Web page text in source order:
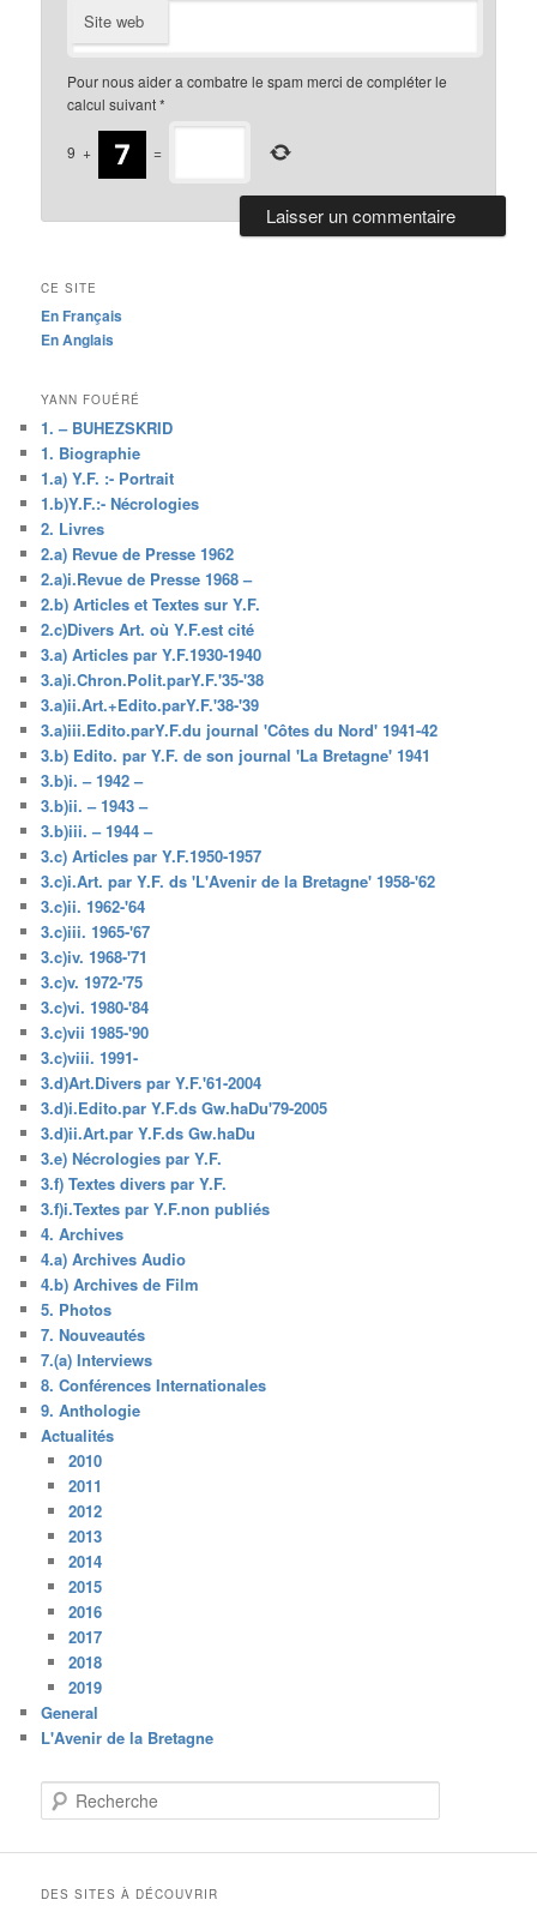
Site web
Pour nous aider a combatre le spam merci de compléter le
calcul suivant*
9 + =
CE SITE
En Français
En Anglais
YANN FOUÉRÉ
1. – BUHEZSKRID
1. Biographie
1.a) Y.F. :- Portrait
1.b)Y.F.:- Nécrologies
2. Livres
2.a) Revue de Presse 1962
2.a)i.Revue de Presse 1968 –
2.b) Articles et Textes sur Y.F.
2.c)Divers Art. où Y.F.est cité
3.a) Articles par Y.F.1930-1940
3.a)i.Chron.Polit.parY.F.'35-'38
3.a)ii.Art.+Edito.parY.F.'38-'39
3.a)iii.Edito.parY.F.du journal 'Côtes du Nord' 1941-42
3.b) Edito. par Y.F. de son journal 'La Bretagne' 1941
3.b)i. – 1942 –
3.b)ii. – 1943 –
3.b)iii. – 1944 –
3.c) Articles par Y.F.1950-1957
3.c)i.Art. par Y.F. ds 'L'Avenir de la Bretagne' 1958-'62
3.c)ii. 1962-'64
3.c)iii. 1965-'67
3.c)iv. 1968-'71
3.c)v. 1972-'75
3.c)vi. 1980-'84
3.c)vii 1985-'90
3.c)viii. 1991-
3.d)Art.Divers par Y.F.'61-2004
3.d)i.Edito.par Y.F.ds Gw.haDu'79-2005
3.d)ii.Art.par Y.F.ds Gw.haDu
3.e) Nécrologies par Y.F.
3.f) Textes divers par Y.F.
3.f)i.Textes par Y.F.non publiés
4. Archives
4.a) Archives Audio
4.b) Archives de Film
5. Photos
7. Nouveautés
7.(a) Interviews
8. Conférences Internationales
9. Anthologie
Actualités
2010
2011
2012
2013
2014
2015
2016
2017
2018
2019
General
L'Avenir de la Bretagne
e
DES SITES À DÉCOUVRIR